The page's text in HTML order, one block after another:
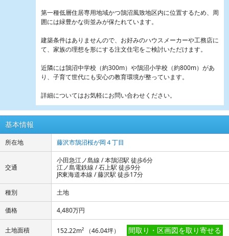
第一種低層住居専用地域かつ鵠沼風致地区内に位置するため、周
囲には緑豊かな街並みが保たれています。
建築条件はありませんので、お好みのハウスメーカーや工務店に
て、家族の理想を形にする注文住宅をご検討いただけます。
近隣には鵠沼中学校（約300m）や鵠沼小学校（約800m）があ
り、子育て世代にも安心の教育環境が整っています。
詳細についてはお気軽にお問い合わせください。
基本情報
所在地 藤沢市鵠沼桜が岡４丁目
交通
小田急江ノ島線 / 本鵠沼駅 徒歩6分
江ノ島電鉄線 / 石上駅 徒歩9分
JR東海道本線 / 藤沢駅 徒歩17分
種別 土地
価格 4,480万円
土地面積 152.22m² （46.04坪） 間取り・区画図を取り寄せる